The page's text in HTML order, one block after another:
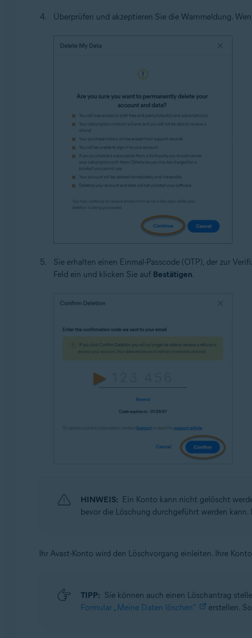
Überprüfen und akzeptieren Sie die Warnmeldung.
Sie erhalten einen Einmal-Passcode (OTP), der zur
Feld ein und klicken Sie auf Bestätigen.
HINWEIS: Ein Konto kann nicht gelöscht
bevor die Löschung durchgeführt werden
Ihr Avast-Konto wird den Löschvorgang einleiten. Ihre
TIPP: Sie können auch einen Löschantrag
Formular „Meine Daten löschen"
erstellen.